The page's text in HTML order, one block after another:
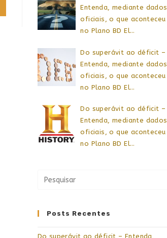
Entenda, mediante dados
oficiais, o que aconteceu
no Plano BD El…
Do superávit ao déficit –
Entenda, mediante dados
oficiais, o que aconteceu
no Plano BD El…
Do superávit ao déficit –
Entenda, mediante dados
oficiais, o que aconteceu
no Plano BD El…
Posts Recentes
Do superávit ao déficit – Entenda,